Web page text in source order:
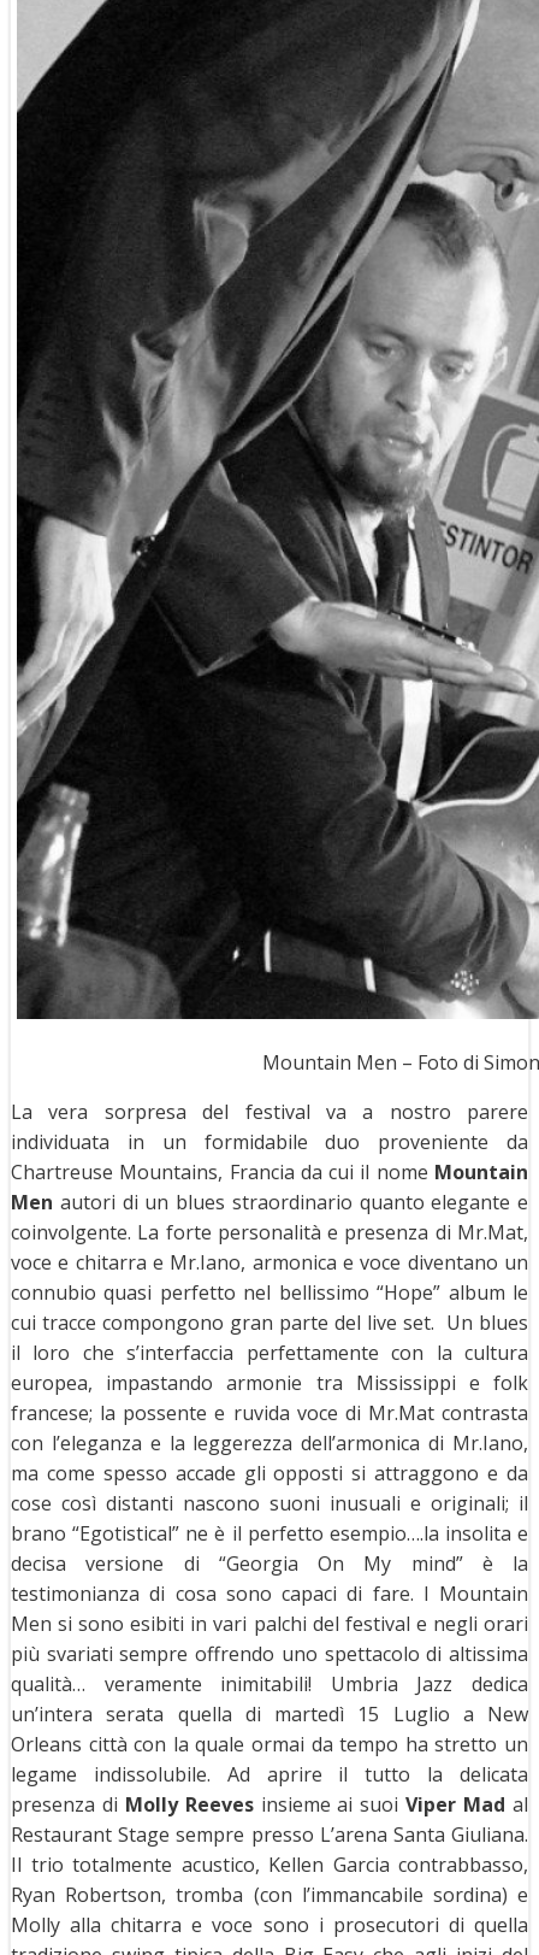
Mountain Men – Foto di
La vera sorpresa del festival va a nostro parere
individuata in un formidabile duo proveniente da
Chartreuse Mountains, Francia da cui il nome Mountain
Men autori di un blues straordinario quanto elegante e
coinvolgente. La forte personalità e presenza di Mr.Mat,
voce e chitarra e Mr.Iano, armonica e voce diventano un
connubio quasi perfetto nel bellissimo “Hope” album le
cui tracce compongono gran parte del live set. Un blues
il loro che s’interfaccia perfettamente con la cultura
europea, impastando armonie tra Mississippi e folk
francese; la possente e ruvida voce di Mr.Mat contrasta
con l’eleganza e la leggerezza dell’armonica di Mr.Iano,
ma come spesso accade gli opposti si attraggono e da
cose così distanti nascono suoni inusuali e originali; il
brano “Egotistical” ne è il perfetto esempio….la insolita e
decisa versione di “Georgia On My mind” è la
testimonianza di cosa sono capaci di fare. I Mountain
Men si sono esibiti in vari palchi del festival e negli orari
più svariati sempre offrendo uno spettacolo di altissima
qualità… veramente inimitabili! Umbria Jazz dedica
un’intera serata quella di martedì 15 Luglio a New
Orleans città con la quale ormai da tempo ha stretto un
legame indissolubile. Ad aprire il tutto la delicata
presenza di Molly Reevesinsieme ai suoiViper Madal
Restaurant Stage sempre presso L’arena Santa Giuliana.
Il trio totalmente acustico, Kellen Garcia contrabbasso,
Ryan Robertson, tromba (con l’immancabile sordina) e
Molly alla chitarra e voce sono i prosecutori di quella